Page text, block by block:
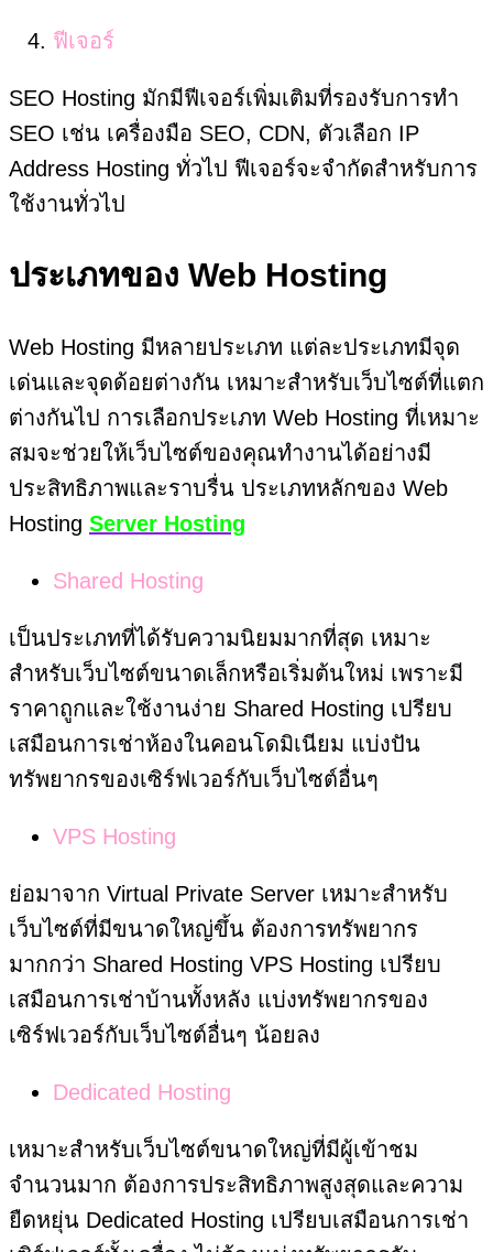
ฟีเจอร์
SEO Hosting มักมีฟีเจอร์เพิ่มเติมที่รองรับการทำ
SEO เช่น เครื่องมือ SEO, CDN, ตัวเลือก IP
Address Hosting ทั่วไป ฟีเจอร์จะจำกัดสำหรับการ
ใช้งานทั่วไป
ประเภทของ Web Hosting
Web Hosting มีหลายประเภท แต่ละประเภทมีจุด
เด่นและจุดด้อยต่างกัน เหมาะสำหรับเว็บไซต์ที่แตก
ต่างกันไป การเลือกประเภท Web Hosting ที่เหมาะ
สมจะช่วยให้เว็บไซต์ของคุณทำงานได้อย่างมี
ประสิทธิภาพและราบรื่น ประเภทหลักของ Web
Hosting Server Hosting
Shared Hosting
เป็นประเภทที่ได้รับความนิยมมากที่สุด เหมาะ
สำหรับเว็บไซต์ขนาดเล็กหรือเริ่มต้นใหม่ เพราะมี
ราคาถูกและใช้งานง่าย Shared Hosting เปรียบ
เสมือนการเช่าห้องในคอนโดมิเนียม แบ่งปัน
ทรัพยากรของเซิร์ฟเวอร์กับเว็บไซต์อื่นๆ
VPS Hosting
ย่อมาจาก Virtual Private Server เหมาะสำหรับ
เว็บไซต์ที่มีขนาดใหญ่ขึ้น ต้องการทรัพยากร
มากกว่า Shared Hosting VPS Hosting เปรียบ
เสมือนการเช่าบ้านทั้งหลัง แบ่งทรัพยากรของ
เซิร์ฟเวอร์กับเว็บไซต์อื่นๆ น้อยลง
Dedicated Hosting
เหมาะสำหรับเว็บไซต์ขนาดใหญ่ที่มีผู้เข้าชม
จำนวนมาก ต้องการประสิทธิภาพสูงสุดและความ
ยืดหยุ่น Dedicated Hosting เปรียบเสมือนการเช่า